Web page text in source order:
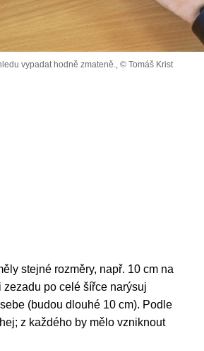
vypadat hodně zmateně., © Tomáš Krist
stejné rozměry, např. 10 cm na
po celé šířce narýsuj
(budou dlouhé 10 cm). Podle
z každého by mělo vzniknout